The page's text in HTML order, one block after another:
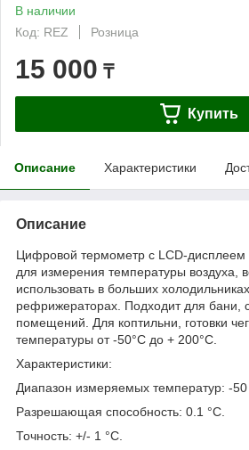
В наличии
Код: REZ
Розница
15 000 ₸
Купить
Описание Характеристики
Описание
Цифровой термометр с LCD-
для измерения температуры воздуха,
использовать в больших холодильниках,
рефрижераторах. Подходит для бани,
помещений. Для коптильни, готовки
температуры от -50°C до + 200°C.
Характеристики:
Диапазон измеряемых температур: -50
Разрешающая способность: 0.1 °C.
Точность: +/- 1 °C.